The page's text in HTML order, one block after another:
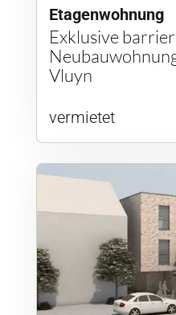
Etagenwohnung
Exklusive
Vluyn
vermietet